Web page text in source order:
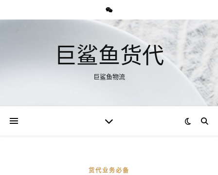
巨鲨鱼货代
巨鲨鱼物流
货代业务必备